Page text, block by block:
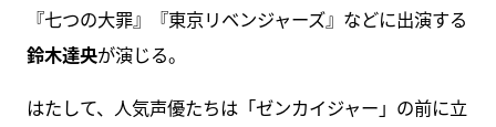
『七つの大罪』『東京リベンジャーズ』などに出演する
鈴木達央が演じる。
はたして、人気声優たちは「ゼンカイジャー」の前に立